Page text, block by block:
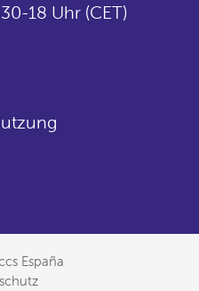
18 Uhr (CET)
España